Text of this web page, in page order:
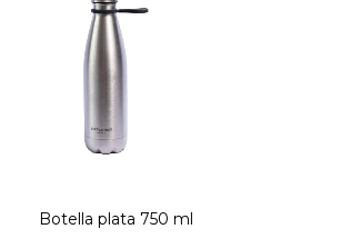
Botella plata 750 ml